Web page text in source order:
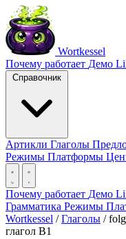
Wortkessel
Почему работает Демо
Справочник
Артикли Глаголы
Режимы Платформы
Почему работает Демо
Грамматика Режимы
Wortkessel / Глаголы /
глагол B1